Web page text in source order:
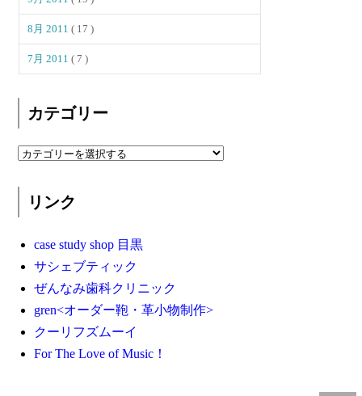
8月 2011( 17 )
7月 2011( 7 )
カテゴリー
リンク
case study shop 目黒
サシェブティック
ぜんなみ歯科クリニック
gren<オーダー鞄・革小物制作>
クーリフズムーイ
For The Love of Music！